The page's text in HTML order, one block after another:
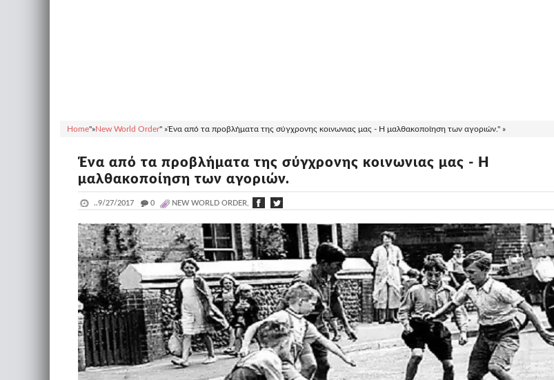
Home"»New World Order" »Ένα από τα προβλήματα της σύγχρονης κοινωνιας μας - Η μαλθακοποίηση των αγοριών." »
Ένα από τα προβλήματα της σύγχρονης κοινωνιας μας - Η
μαλθακοποίηση των αγοριών.
..9/27/2017 _ 0 NEW WORLD ORDER,